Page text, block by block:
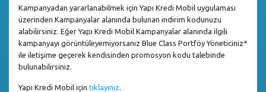
Kampanyadan yararlanabilmek için Yapı Kredi Mobil uygulaması
üzerinden Kampanyalar alanında bulunan indirim kodunuzu
alabilirsiniz. Eğer Yapı Kredi Mobil Kampanyalar alanında ilgili
kampanyayı görüntüleyemiyorsanız Blue Class Portföy Yöneticiniz*
ile iletişime geçerek kendisinden promosyon kodu talebinde
bulunabilirsiniz.
Yapı Kredi Mobil için tıklayınız